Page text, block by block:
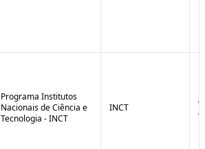
Programa Institutos
Nacionais de Ciência e
Tecnologia - INCT
INCT